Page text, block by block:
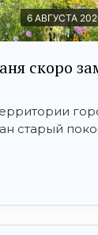
6 АВГУСТА
скоро
старый